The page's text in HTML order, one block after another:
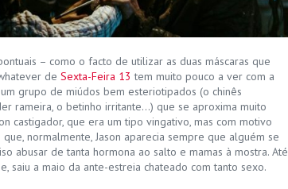
– como o facto de utilizar as duas máscaras que
de Sexta-Feira 13 tem muito pouco a ver com a
grupo de miúdos bem esteriotipados (o chinês
rameira, o betinho irritante…) que se aproxima muito
castigador, que era um tipo vingativo, mas com motivo
normalmente, Jason aparecia sempre que alguém se
abusar de tanta hormona ao salto e mamas à mostra. Até
saiu a maio da ante-estreia chateado com tanto sexo.